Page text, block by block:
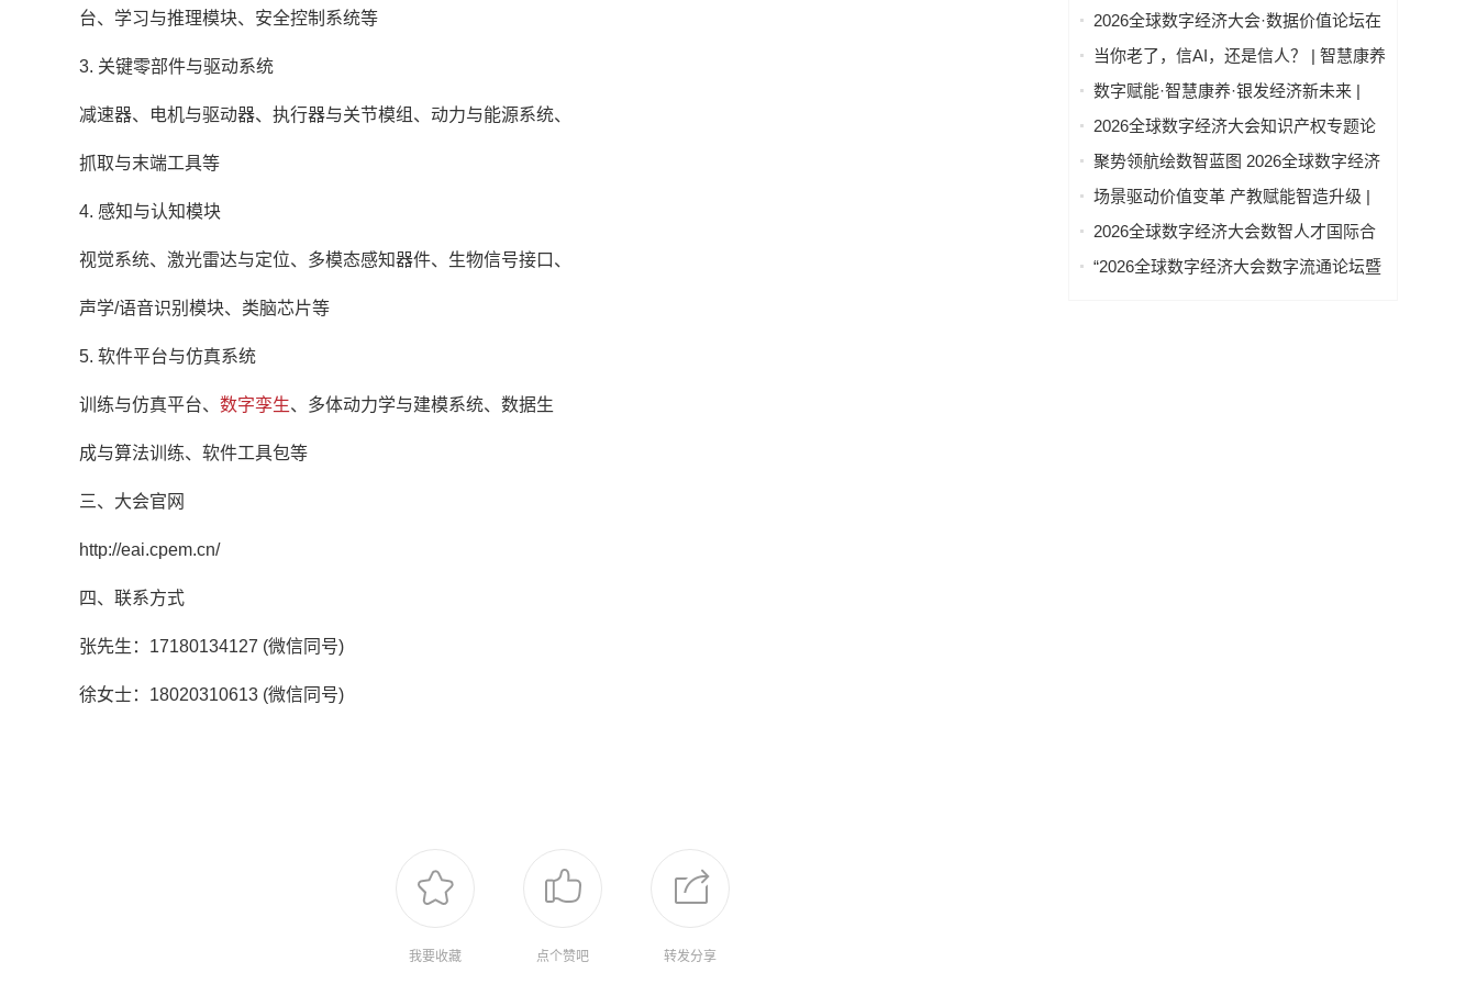
台、学习与推理模块、安全控制系统等
3. 关键零部件与驱动系统
减速器、电机与驱动器、执行器与关节模组、动力与能源系统、
抓取与末端工具等
4. 感知与认知模块
视觉系统、激光雷达与定位、多模态感知器件、生物信号接口、
声学/语音识别模块、类脑芯片等
5. 软件平台与仿真系统
训练与仿真平台、 数字孪生、多体动力学与建模系统、数据生
成与算法训练、软件工具包等
三、大会官网
http://eai.cpem.cn/
四、联系方式
张先生：17180134127 (微信同号)
徐女士：18020310613 (微信同号)
我要收藏 点个赞吧 转发分享
经济治理与领军人才能力建设项目（第
2026全球数字经济大会·数据价值论坛在
北京隆重举行
当你老了，信AI，还是信人？ | 智慧康养
论坛上，这个问题激辩了数个小时
数字赋能·智慧康养·银发经济新未来 |
2026全球数字经济大会—智慧康养产业
2026全球数字经济大会知识产权专题论
坛 “知识产权赋能新质生产力发展” 成功
聚势领航绘数智蓝图 2026全球数字经济
大会物联网与智慧城市专题论坛成功举
场景驱动价值变革 产教赋能智造升级 |
2026全球数字经济大会AI+制造场景落地
2026全球数字经济大会数智人才国际合
作论坛在京举办
“2026全球数字经济大会数字流通论坛暨